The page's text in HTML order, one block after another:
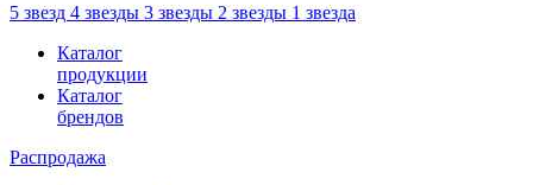
5 звезд 4 звезды 3 звезды 2 звезды 1 звезда
Каталог
продукции
Каталог
брендов
Распродажа